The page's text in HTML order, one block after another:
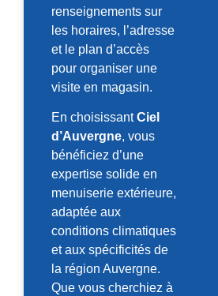
renseignements sur
les horaires, l’adresse
et le plan d’accès
pour organiser une
visite en magasin.
En choisissantCiel
d’Auvergne, vous
bénéficiez d’une
expertise solide en
menuiserie extérieure,
adaptée aux
conditions climatiques
et aux spécificités de
la région Auvergne.
Que vous cherchiez à